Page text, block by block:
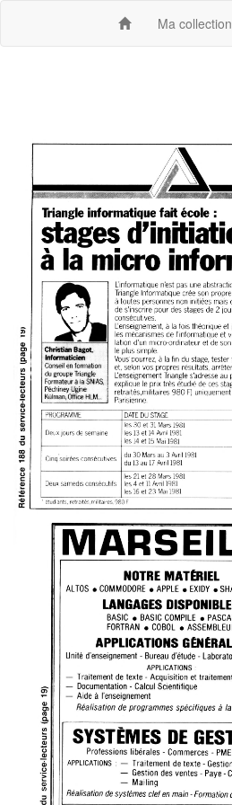
Ma collection